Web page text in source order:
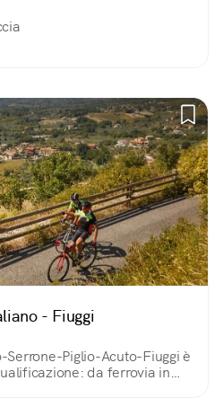
- Fiuggi
Piglio-Acuto-Fiuggi è
da ferrovia in